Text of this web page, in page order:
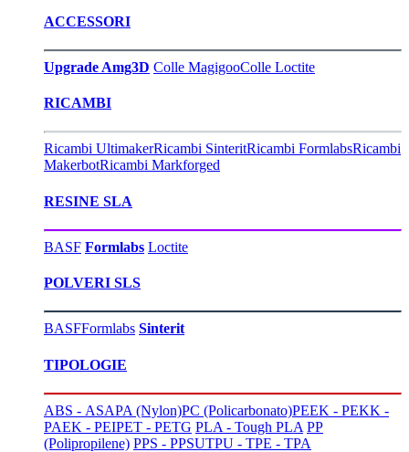
ACCESSORI
Upgrade Amg3D Colle MagigooColle Loctite
RICAMBI
Ricambi UltimakerRicambi SinteritRicambi FormlabsRicambi
MakerbotRicambi Markforged
RESINE SLA
BASF Formlabs Loctite
POLVERI SLS
BASFFormlabs Sinterit
TIPOLOGIE
ABS - ASAPA (Nylon)PC (Policarbonato)PEEK - PEKK -
PAEK - PEIPET - PETG PLA - Tough PLA PP
(Polipropilene) PPS - PPSUTPU - TPE - TPA